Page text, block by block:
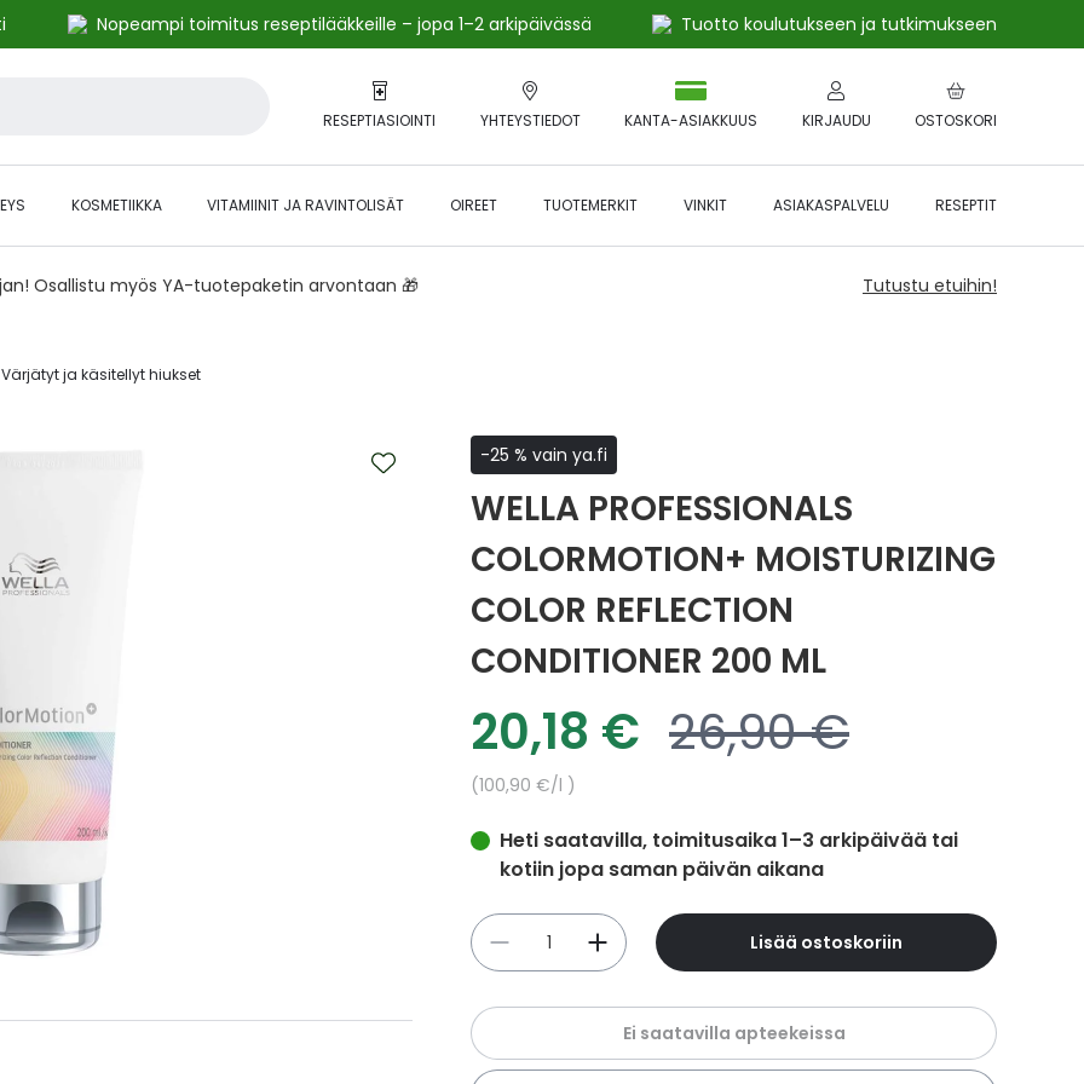
Nopeampi toimitus reseptilääkkeille – jopa 1–2 arkipäivässä
Tuotto koulutukseen ja tutkimukseen
RESEPTIASIOINTI YHTEYSTIEDOT OSTOSKORI
KANTA-ASIAKKUUS KIRJAUDU
KOSMETIIKKA VITAMIINIT JA RAVINTOLISÄT OIREET TUOTEMERKIT VINKIT ASIAKASPALVELU RESEPTIT
Osallistu myös YA-tuotepaketin arvontaan 🎁 Tutustu etuihin!
Värjätyt ja käsitellyt hiukset‎
-25 % vain ya.fi
WELLA PROFESSIONALS
COLORMOTION+ MOISTURIZING
COLOR REFLECTION
CONDITIONER 200 ML
Tarjoushinta
20,18 € Normaalihinta
26,90 €
Yksikköhinta
100,90 €/l
Heti saatavilla, toimitusaika 1–3 arkipäivää tai
kotiin jopa saman päivän aikana
Määrä
Lisää ostoskoriin
Ei saatavilla apteekeissa